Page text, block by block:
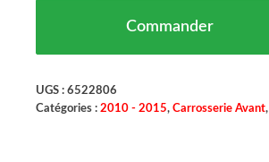
Commander
UGS : 6522806
Catégories : 2010 - 2015, Carrosserie Avant,